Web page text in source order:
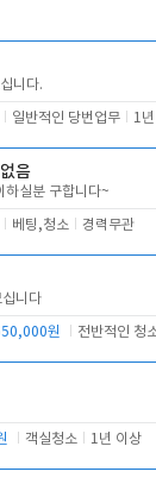
니다.
일반적인 당번업무 1
음
하실분 구합니다~
베팅,청소 경력무관
니다
원
객실청소 1년 이상